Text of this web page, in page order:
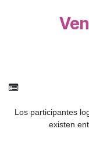
Los participantes
existen